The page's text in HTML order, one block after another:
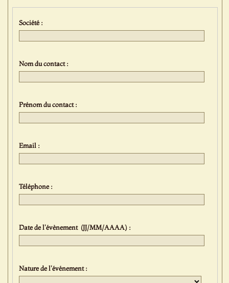
Société :
Nom du contact :
Prénom du contact :
Email :
Téléphone :
Date de l'évènement (JJ/MM/AAAA) :
Nature de l'événement :